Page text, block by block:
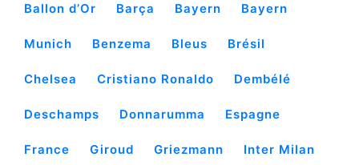
Ballon d’Or Barça Bayern Bayern
Munich Benzema Bleus Brésil
Chelsea Cristiano Ronaldo Dembélé
Deschamps Donnarumma Espagne
France Giroud Griezmann Inter Milan